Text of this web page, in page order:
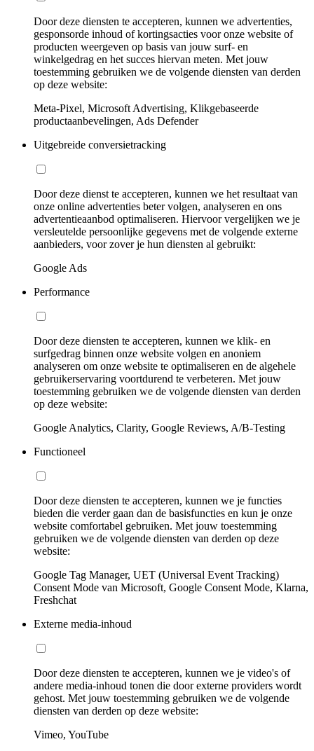
Door deze diensten te accepteren, kunnen we advertenties,
gesponsorde inhoud of kortingsacties voor onze website of
producten weergeven op basis van jouw surf- en
winkelgedrag en het succes hiervan meten. Met jouw
toestemming gebruiken we de volgende diensten van derden
op deze website:
Meta-Pixel, Microsoft Advertising, Klikgebaseerde
productaanbevelingen, Ads Defender
Uitgebreide conversietracking
Door deze dienst te accepteren, kunnen we het resultaat van
onze online advertenties beter volgen, analyseren en ons
advertentieaanbod optimaliseren. Hiervoor vergelijken we je
versleutelde persoonlijke gegevens met de volgende externe
aanbieders, voor zover je hun diensten al gebruikt:
Google Ads
Performance
Door deze diensten te accepteren, kunnen we klik- en
surfgedrag binnen onze website volgen en anoniem
analyseren om onze website te optimaliseren en de algehele
gebruikerservaring voortdurend te verbeteren. Met jouw
toestemming gebruiken we de volgende diensten van derden
op deze website:
Google Analytics, Clarity, Google Reviews, A/B-Testing
Functioneel
Door deze diensten te accepteren, kunnen we je functies
bieden die verder gaan dan de basisfuncties en kun je onze
website comfortabel gebruiken. Met jouw toestemming
gebruiken we de volgende diensten van derden op deze
website:
Google Tag Manager, UET (Universal Event Tracking)
Consent Mode van Microsoft, Google Consent Mode, Klarna,
Freshchat
Externe media-inhoud
Door deze diensten te accepteren, kunnen we je video's of
andere media-inhoud tonen die door externe providers wordt
gehost. Met jouw toestemming gebruiken we de volgende
diensten van derden op deze website:
Vimeo, YouTube